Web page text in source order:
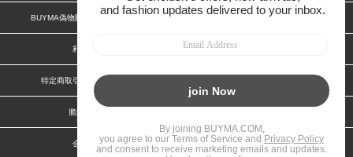
BUYMA偽物販売防止の取り組み BUYMA CARD
利用規約
特定商取引法に関する表記
脆弱性報告
会社案内 スタッフ募集